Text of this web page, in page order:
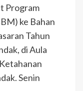
Program
ke Bahan
Tahun
di Aula
Senin